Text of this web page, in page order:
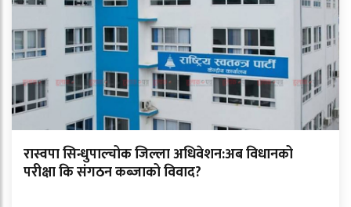
रास्वपा सिन्धुपाल्चोक जिल्ला अधिवेशन:अब विधानको
परीक्षा कि संगठन कब्जाको विवाद?